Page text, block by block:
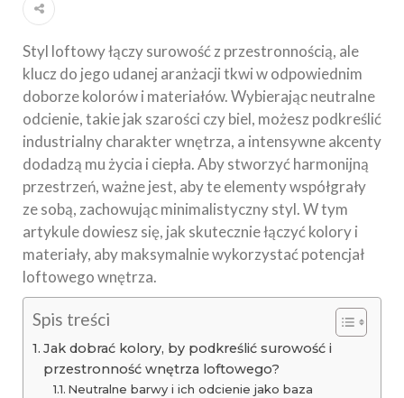
Styl loftowy łączy surowość z przestronnością, ale
klucz do jego udanej aranżacji tkwi w odpowiednim
doborze kolorów i materiałów. Wybierając neutralne
odcienie, takie jak szarości czy biel, możesz podkreślić
industrialny charakter wnętrza, a intensywne akcenty
dodadzą mu życia i ciepła. Aby stworzyć harmonijną
przestrzeń, ważne jest, aby te elementy współgrały
ze sobą, zachowując minimalistyczny styl. W tym
artykule dowiesz się, jak skutecznie łączyć kolory i
materiały, aby maksymalnie wykorzystać potencjał
loftowego wnętrza.
Spis treści
Jak dobrać kolory, by podkreślić surowość i
przestronność wnętrza loftowego?
Neutralne barwy i ich odcienie jako baza